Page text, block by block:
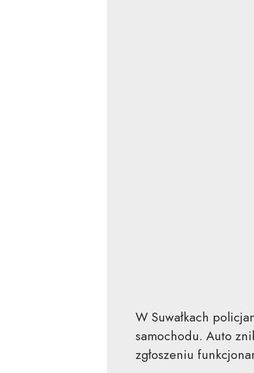
W Suwałkach
samochodu. Auto
zgłoszeniu